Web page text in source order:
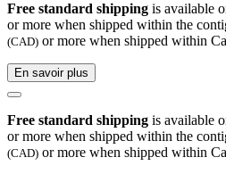
Free standard shipping is available
or more when shipped within the
(CAD) or more when shipped within
En savoir plus
Free standard shipping is available
or more when shipped within the
(CAD) or more when shipped within